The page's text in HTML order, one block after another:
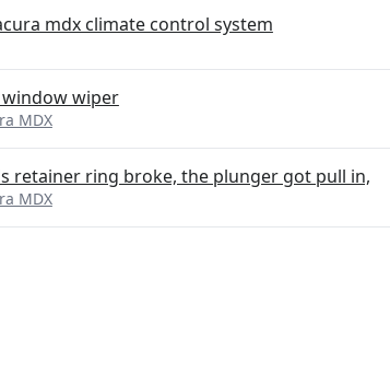
mdx climate control system
window wiper
MDX
retainer ring broke, the plunger got pull in,
MDX